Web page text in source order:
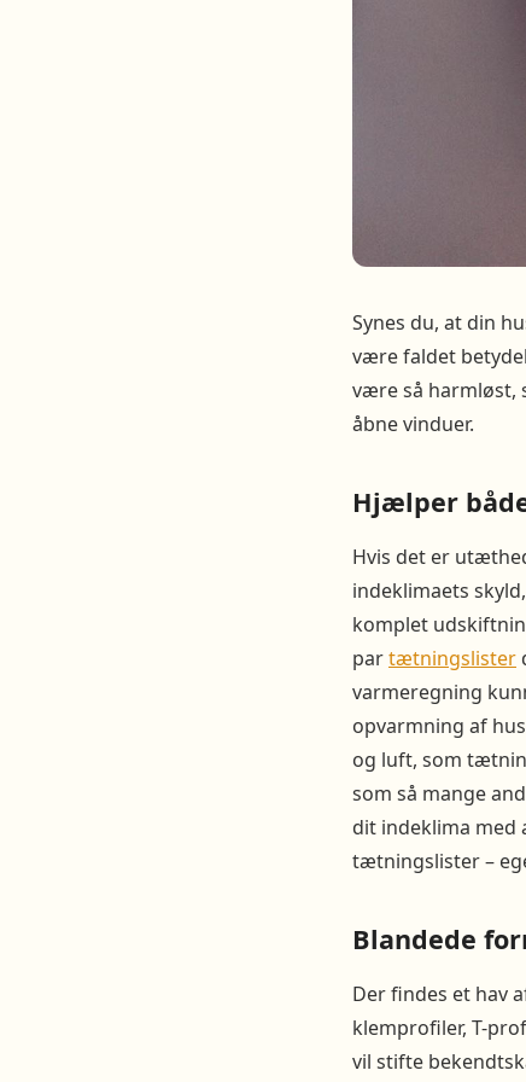
Synes du, at din
være faldet
være så harmløst,
åbne vinduer.
Hjælper
Hvis det er
indeklimaets
komplet
partætningslister
varmeregning
opvarmning af
og luft, som
som så mange
dit indeklima med
tætningslister –
Blandede
Der findes et hav
klemprofiler, T-
vil stifte